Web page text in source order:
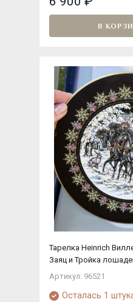
В
Тарелка Heinrich
Заяц и Тройка
Артикул: 96521
Осталась 1